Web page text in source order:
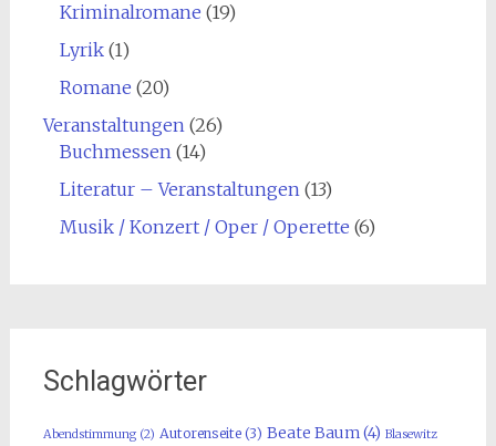
Kriminalromane (19)
Lyrik(1)
Romane (20)
Veranstaltungen(26)
Buchmessen(14)
Literatur – Veranstaltungen(13)
Musik / Konzert / Oper / Operette (6)
Schlagwörter
Abendstimmung(2) Autorenseite(3) Beate Baum(4) Blasewitz